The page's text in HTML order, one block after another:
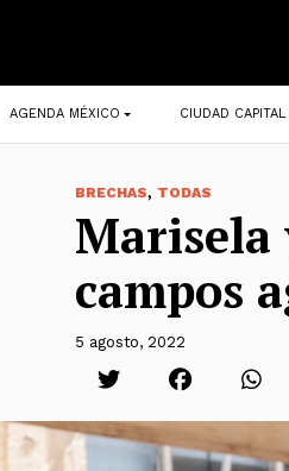
Navegación
AGENDA MÉXICO CIUDAD CAPITAL
BRECHAS, TODAS
Marisela
campos
5 agosto, 2022